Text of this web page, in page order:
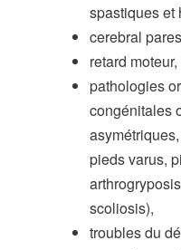
spastiques et
cerebral
retard moteur,
pathologies
congénitales
pieds varus,
scoliosis),
troubles du